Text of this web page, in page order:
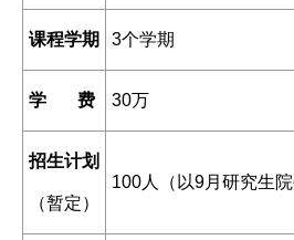
课程学期 3个学期
学 费 30万
招生计划
（暂定）
100人（以9月研究生院